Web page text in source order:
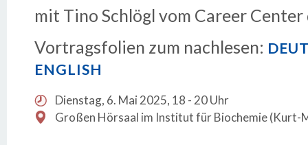
mit Tino Schlögl vom Career Center
Vortragsfolien zum nachlesen:
ENGLISH
Dienstag, 6. Mai 2025, 18 - 20 Uhr
Großen Hörsaal im Institut für Biochemie (Kurt-